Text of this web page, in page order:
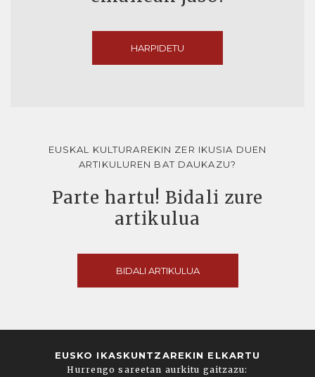
HARPIDETU
EUSKAL KULTURAREKIN ZER IKUSIA DUEN
ARTIKULUREN BAT DAUKAZU?
Parte hartu! Bidali zure
artikulua
BIDALI ARTIKULUA
EUSKO IKASKUNTZAREKIN ELKARTU
Hurrengo sareetan aurkitu gaitzazu: